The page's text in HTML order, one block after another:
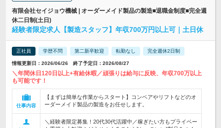
有限会社セイジョウ機械 | オーダーメイド製品の製造■退職金制度■完全週
休二日制(土日)
経験者限定求人【製造スタッフ】年収700万円以上可｜土日休
正社員 学歴不問 第二新卒歓迎 転勤なし 完全週休2日制
情報更新日：2026/06/26 終了予定日：2026/08/27
＼年間休日120日以上+有給休暇／頑張りは給与に反映、年収700万以上
も可能です！
仕事内容
【まずは簡単な作業からスタート】コンベアやリフトなどのオ
ーダーメイド製品の製造をお任せします。
＼経験者限定募集！20代30代活躍中／稼ぎたい方もプライベー